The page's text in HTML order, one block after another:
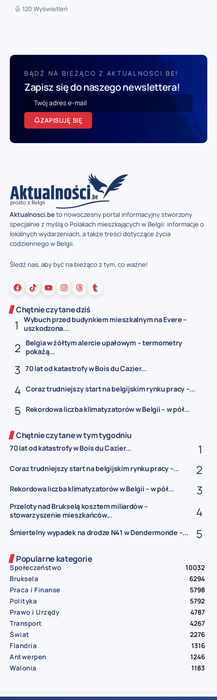
120 Wyświetleń
BĄDŹ NA BIEŻĄCO Z AKTUALNOSCI.BE!
Zapisz się do naszego newslettera!
ZAPISUJĘ SIĘ
Aktualnosci.beto nowoczesny portal informacyjny stworzony
specjalnie z myślą o Polakach mieszkających w Belgii: informacje o
lokalnych wydarzeniach, a także treści dotyczące życia
codziennego w Belgii.
Śledź nas, aby być na bieżąco z tym, co ważne!
Chętnie czytane dziś
Wybuch przed budynkiem mieszkalnym na Evere –
uszkodzona...
Belgia w żółtym alercie upałowym – termometry
pokażą...
70 lat od katastrofy w Bois du Cazier...
Coraz trudniejszy start na belgijskim rynku pracy –...
Rekordowa liczba klimatyzatorów w Belgii – w pół...
Chętnie czytane w tym tygodniu
70 lat od katastrofy w Bois du Cazier...
Coraz trudniejszy start na belgijskim rynku pracy –...
Rekordowa liczba klimatyzatorów w Belgii – w pół...
Przeloty nad Brukselą kosztem miliardów –
stowarzyszenie mieszkańców...
Śmiertelny wypadek na drodze N41 w Dendermonde –...
Popularne kategorie
Społeczeństwo
10032
Bruksela
6294
Praca i Finanse
5798
Polityka
5792
Prawo i Urzędy
4787
Transport
4267
Świat
2276
Flandria
1316
Antwerpen
1246
Walonia
1183